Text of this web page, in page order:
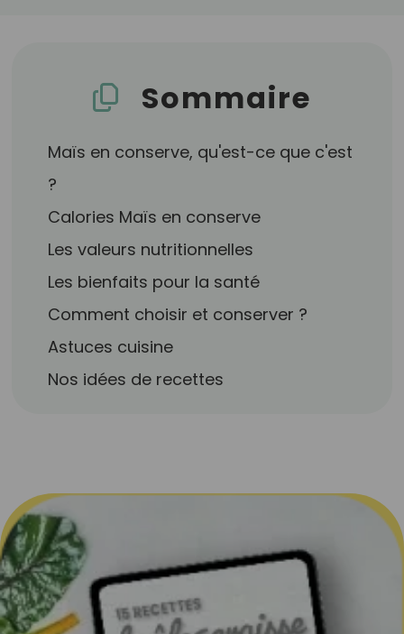
Sommaire
Maïs en conserve, qu'est-ce que c'est
?
Calories Maïs en conserve
Les valeurs nutritionnelles
Les bienfaits pour la santé
Comment choisir et conserver ?
Astuces cuisine
Nos idées de recettes